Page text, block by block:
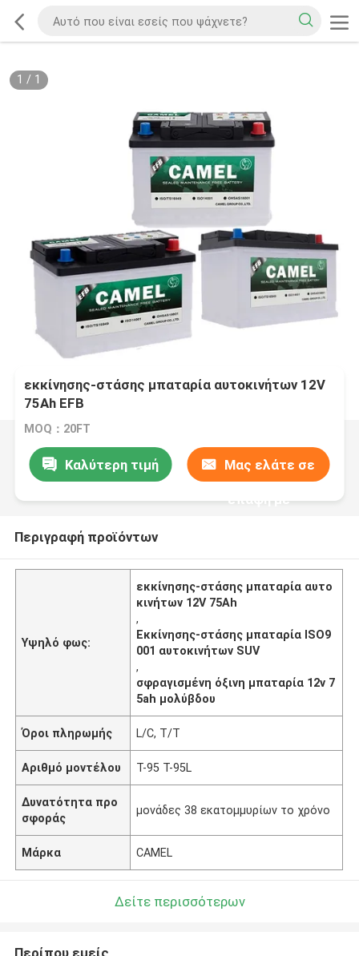
1 / 1
εκκίνησης-στάσης μπαταρία αυτοκινήτων 12V
75Ah EFB
MOQ：20FT
Καλύτερη τιμή Μας ελάτε σε
επαφή με
Περιγραφή προϊόντων
Υψηλό φως:
εκκίνησης-στάσης μπαταρία αυτο
κινήτων 12V 75Ah
,
Εκκίνησης-στάσης μπαταρία ISO9
001 αυτοκινήτων SUV
,
σφραγισμένη όξινη μπαταρία 12v 7
5ah μολύβδου
Όροι πληρωμής L/C, T/T
Αριθμό μοντέλου Τ-95 Τ-95L
Δυνατότητα προ
σφοράς
μονάδες 38 εκατομμυρίων το χρόνο
Μάρκα CAMEL
Δείτε περισσότερων